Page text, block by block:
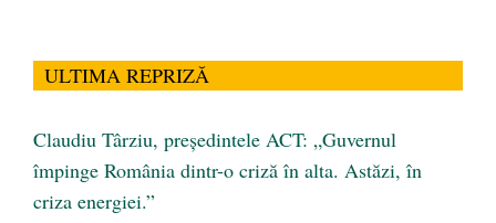
ULTIMA REPRIZĂ
Claudiu Târziu, președintele ACT: „Guvernul
împinge România dintr-o criză în alta. Astăzi, în
criza energiei.”